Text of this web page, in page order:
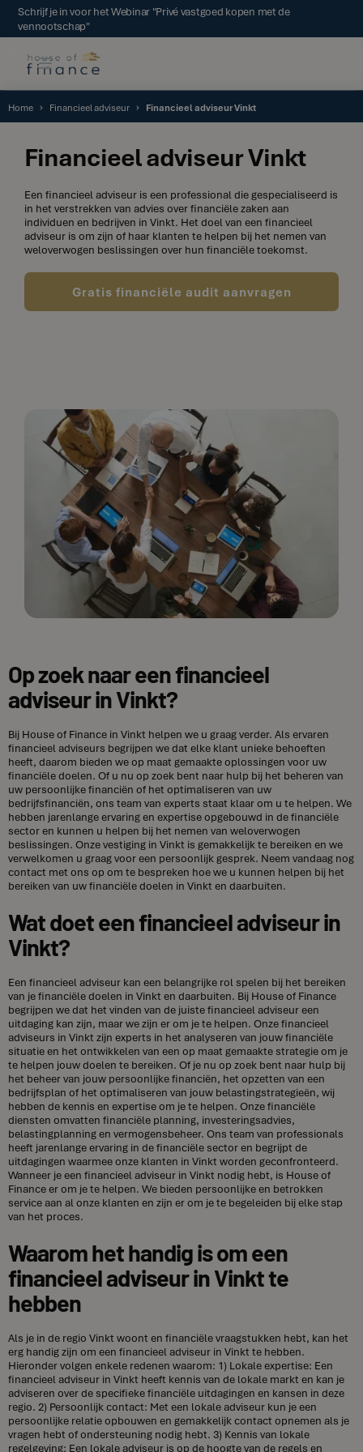
Schrijf je in voor het Webinar "Privé vastgoed kopen met de
vennootschap"
Home Financieel adviseur Financieel adviseur Vinkt
Financieel adviseur Vinkt
Een financieel adviseur is een professional die gespecialiseerd is
in het verstrekken van advies over financiële zaken aan
individuen en bedrijven in Vinkt. Het doel van een financieel
adviseur is om zijn of haar klanten te helpen bij het nemen van
weloverwogen beslissingen over hun financiële toekomst.
Gratis financiële audit aanvragen
Op zoek naar een financieel
adviseur in Vinkt?
Bij House of Finance in Vinkt helpen we u graag verder. Als ervaren
financieel adviseurs begrijpen we dat elke klant unieke behoeften
heeft, daarom bieden we op maat gemaakte oplossingen voor uw
financiële doelen. Of u nu op zoek bent naar hulp bij het beheren van
uw persoonlijke financiën of het optimaliseren van uw
bedrijfsfinanciën, ons team van experts staat klaar om u te helpen. We
hebben jarenlange ervaring en expertise opgebouwd in de financiële
sector en kunnen u helpen bij het nemen van weloverwogen
beslissingen. Onze vestiging in Vinkt is gemakkelijk te bereiken en we
verwelkomen u graag voor een persoonlijk gesprek. Neem vandaag nog
contact met ons op om te bespreken hoe we u kunnen helpen bij het
bereiken van uw financiële doelen in Vinkt en daarbuiten.
Wat doet een financieel adviseur in
Vinkt?
Een financieel adviseur kan een belangrijke rol spelen bij het bereiken
van je financiële doelen in Vinkt en daarbuiten. Bij House of Finance
begrijpen we dat het vinden van de juiste financieel adviseur een
uitdaging kan zijn, maar we zijn er om je te helpen. Onze financieel
adviseurs in Vinkt zijn experts in het analyseren van jouw financiële
situatie en het ontwikkelen van een op maat gemaakte strategie om je
te helpen jouw doelen te bereiken. Of je nu op zoek bent naar hulp bij
het beheer van jouw persoonlijke financiën, het opzetten van een
bedrijfsplan of het optimaliseren van jouw belastingstrategieën, wij
hebben de kennis en expertise om je te helpen. Onze financiële
diensten omvatten financiële planning, investeringsadvies,
belastingplanning en vermogensbeheer. Ons team van professionals
heeft jarenlange ervaring in de financiële sector en begrijpt de
uitdagingen waarmee onze klanten in Vinkt worden geconfronteerd.
Wanneer je een financieel adviseur in Vinkt nodig hebt, is House of
Finance er om je te helpen. We bieden persoonlijke en betrokken
service aan al onze klanten en zijn er om je te begeleiden bij elke stap
van het proces.
Waarom het handig is om een
financieel adviseur in Vinkt te
hebben
Als je in de regio Vinkt woont en financiële vraagstukken hebt, kan het
erg handig zijn om een financieel adviseur in Vinkt te hebben.
Hieronder volgen enkele redenen waarom: 1) Lokale expertise: Een
financieel adviseur in Vinkt heeft kennis van de lokale markt en kan je
adviseren over de specifieke financiële uitdagingen en kansen in deze
regio. 2) Persoonlijk contact: Met een lokale adviseur kun je een
persoonlijke relatie opbouwen en gemakkelijk contact opnemen als je
vragen hebt of ondersteuning nodig hebt. 3) Kennis van lokale
regelgeving: Een lokale adviseur is op de hoogte van de regels en